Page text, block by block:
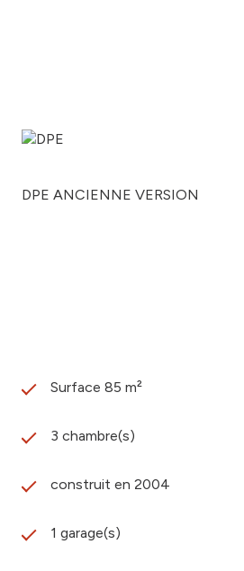
DPE ANCIENNE VERSION
Surface 85 m²
3 chambre(s)
construit en 2004
1 garage(s)